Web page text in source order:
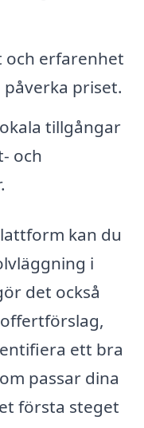
och erfarenhet
priset.
tillgångar
och
kan du
i
det också
ett bra
passar dina
första steget